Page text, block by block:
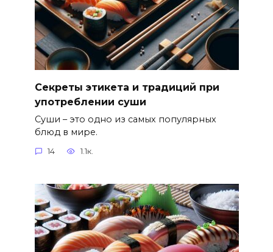
Секреты этикета и традиций при
употреблении суши
Суши – это одно из самых популярных
блюд в мире.
14 1.1к.